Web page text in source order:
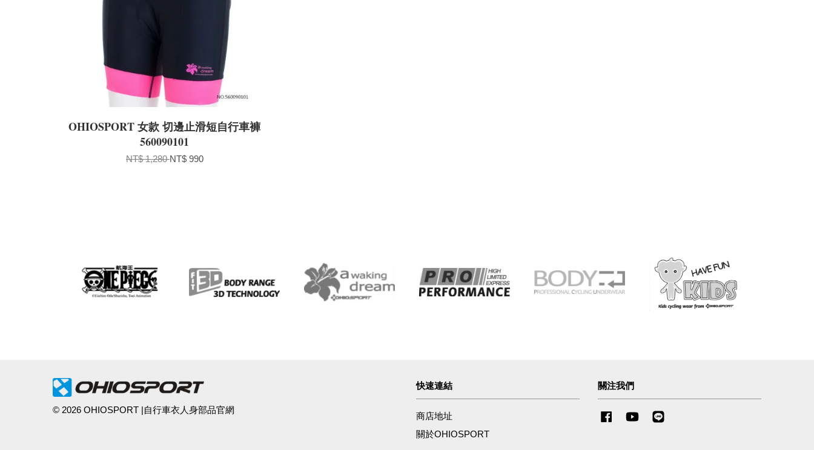
OHIOSPORT 女款 切邊止滑短自行車褲
560090101
NT$ 1,280NT$ 990
© 2026 OHIOSPORT |自行車衣人身部品官網
快速連結
商店地址
關於OHIOSPORT
關注我們
FacebookYouTube